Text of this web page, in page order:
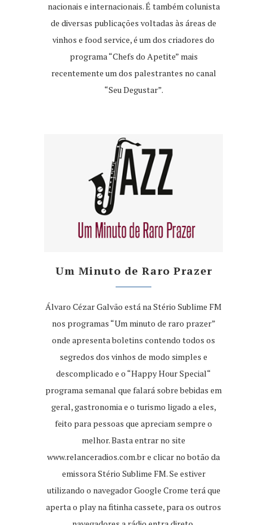
nacionais e internacionais. É também colunista
de diversas publicações voltadas às áreas de
vinhos e food service, é um dos criadores do
programa “Chefs do Apetite” mais
recentemente um dos palestrantes no canal
“Seu Degustar”.
Um Minuto de Raro Prazer
Álvaro Cézar Galvão está na Stério Sublime FM
nos programas “Um minuto de raro prazer”
onde apresenta boletins contendo todos os
segredos dos vinhos de modo simples e
descomplicado e o “Happy Hour Special“
programa semanal que falará sobre bebidas em
geral, gastronomia e o turismo ligado a eles,
feito para pessoas que apreciam sempre o
melhor. Basta entrar no site
www.relanceradios.com.bre clicar no botão da
emissora Stério Sublime FM. Se estiver
utilizando o navegador Google Crome terá que
aperta o play na fitinha cassete, para os outros